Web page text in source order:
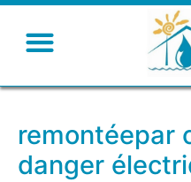
remontéepar
danger